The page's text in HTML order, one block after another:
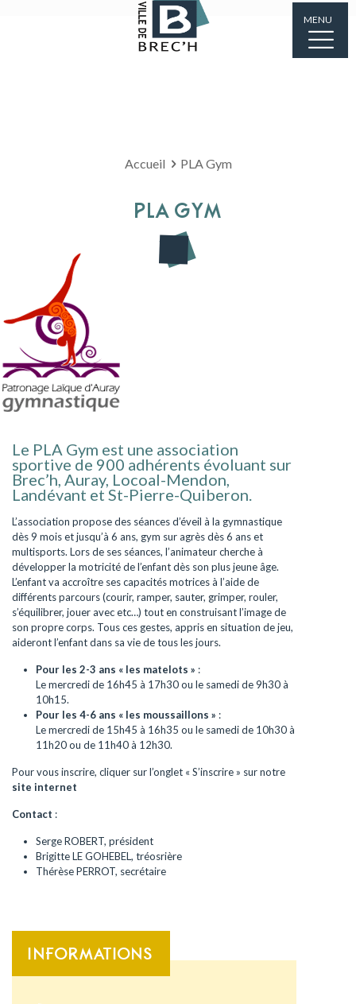
MENU
Accueil PLA Gym
PLA GYM
Le PLA Gym est une association
sportive de 900 adhérents évoluant sur
Brec’h, Auray, Locoal-Mendon,
Landévant et St-Pierre-Quiberon.
L’association propose des séances d’éveil à la gymnastique
dès 9 mois et jusqu’à 6 ans, gym sur agrès dès 6 ans et
multisports. Lors de ses séances, l’animateur cherche à
développer la motricité de l’enfant dès son plus jeune âge.
L’enfant va accroître ses capacités motrices à l’aide de
différents parcours (courir, ramper, sauter, grimper, rouler,
s’équilibrer, jouer avec etc…) tout en construisant l’image de
son propre corps. Tous ces gestes, appris en situation de jeu,
aideront l’enfant dans sa vie de tous les jours.
Pour les 2-3 ans « les matelots » :
Le mercredi de 16h45 à 17h30 ou le samedi de 9h30 à
10h15.
Pour les 4-6 ans « les moussaillons » :
Le mercredi de 15h45 à 16h35 ou le samedi de 10h30 à
11h20 ou de 11h40 à 12h30.
Pour vous inscrire, cliquer sur l’onglet « S’inscrire » sur notre
site internet
Contact :
Serge ROBERT, président
Brigitte LE GOHEBEL, tréosrière
Thérèse PERROT, secrétaire
INFORMATIONS